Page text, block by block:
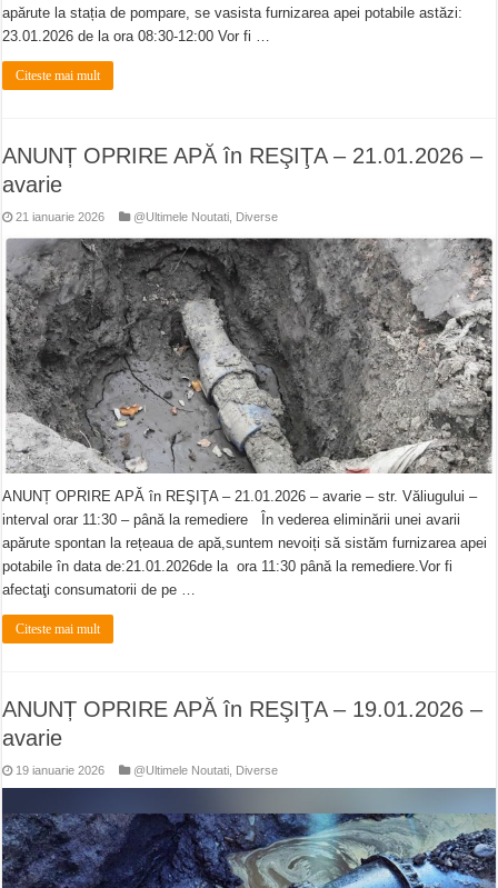
apărute la stația de pompare, se vasista furnizarea apei potabile astăzi:
23.01.2026 de la ora 08:30-12:00 Vor fi …
Citeste mai mult
ANUNȚ OPRIRE APĂ în REŞIŢA – 21.01.2026 –
avarie
21 ianuarie 2026 @Ultimele Noutati Diverse
ANUNȚ OPRIRE APĂ în REŞIŢA – 21.01.2026 – avarie – str. Văliugului –
interval orar 11:30 – până la remediere În vederea eliminării unei avarii
apărute spontan la rețeaua de apă,suntem nevoiți să sistăm furnizarea apei
potabile în data de:21.01.2026de la ora 11:30 până la remediere.Vor fi
afectaţi consumatorii de pe …
Citeste mai mult
ANUNȚ OPRIRE APĂ în REŞIŢA – 19.01.2026 –
avarie
19 ianuarie 2026 @Ultimele Noutati Diverse